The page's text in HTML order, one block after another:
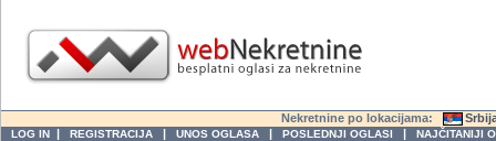
Nekretnine po lokacijama:
LOG IN | REGISTRACIJA | UNOS OGLASA | POSLEDNJI OGLASI | NAJČITANIJI